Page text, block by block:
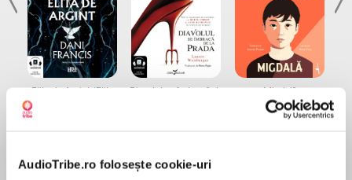
AudioTribe.ro folosește cookie-uri
Elita de Argint (Elita
Diavolul se îmbracă de
Migdală
Sohn Won-pyung